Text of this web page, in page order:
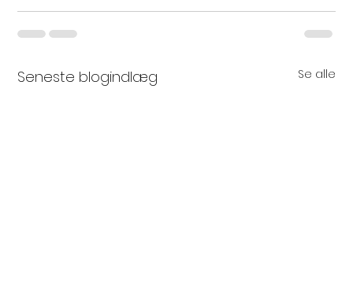
Seneste blogindlæg Se alle